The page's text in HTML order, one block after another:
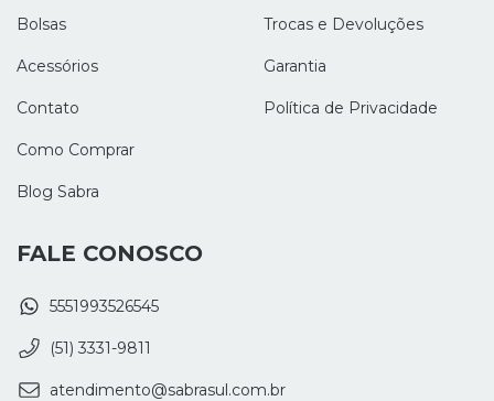
Bolsas
Acessórios
Contato
Como Comprar
Blog Sabra
Trocas e Devoluções
Garantia
Política de Privacidade
FALE CONOSCO
5551993526545
(51) 3331-9811
atendimento@sabrasul.com.br